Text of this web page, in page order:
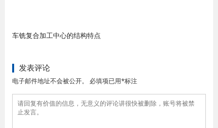
车铣复合加工中心的结构特点
发表评论
电子邮件地址不会被公开。 必填项已用*标注